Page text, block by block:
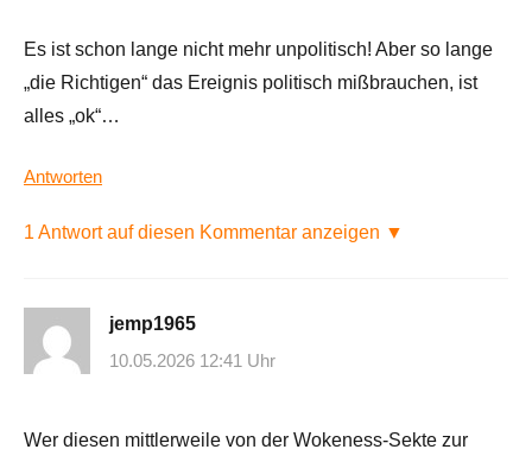
Es ist schon lange nicht mehr unpolitisch! Aber so lange
„die Richtigen“ das Ereignis politisch mißbrauchen, ist
alles „ok“…
Antworten
1 Antwort auf diesen Kommentar anzeigen ▼
jemp1965
10.05.2026 12:41 Uhr
Wer diesen mittlerweile von der Wokeness-Sekte zur